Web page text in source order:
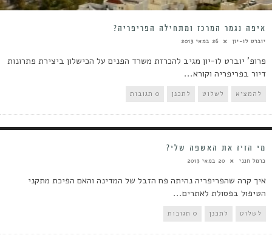
איפה נגמר המרכז ומתחילה הפריפריה?
יוברט לו-יון 26 במאי 2013
פרופ' יוברט לו-יון מגיב להכרזת משרד הפנים על הכישלון ביצירת פתרונות
דיור בפריפריה וקורא...
להמציא לשלוט לתכנן 0 תגובות
מי הזיז את האשפה שלי?
כרמל חנני 20 במאי 2013
איך קרה שהפריפריה נהיתה פח הזבל של המדינה והאם הפיכת מתקני
הטיפול בפסולת לאתרים...
לשלוט לתכנן 0 תגובות